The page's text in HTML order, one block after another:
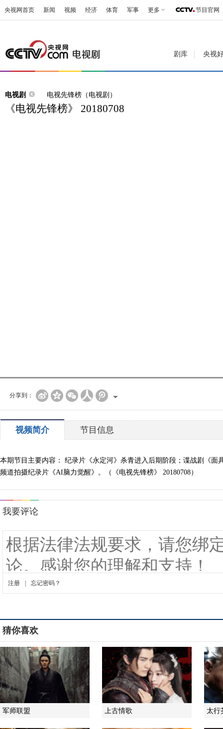
央视网首页 新闻 视频 经济 体育 军事 更多 节目官网
剧库 央视
电视剧 电视先锋榜（电视剧）
《电视先锋榜》 20180708
分享到：
视频简介 节目信息
本期节目主要内容： 纪录片《永定河》杀青进入后期阶段；谍战剧《
频道拍摄纪录片《AI脑力觉醒》。（《电视先锋榜》 20180708）
猜你喜欢
军师联盟 上古情歌 太行